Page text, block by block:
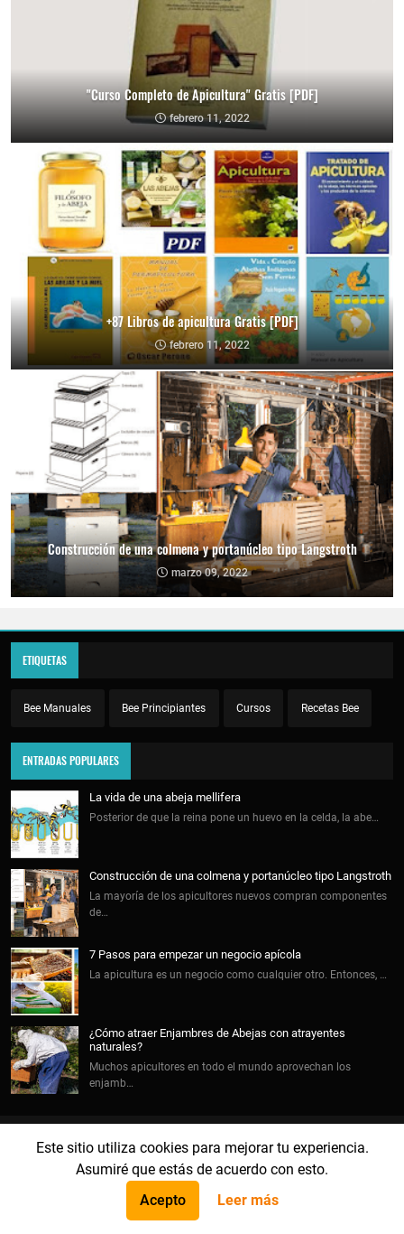
Este sitio utiliza cookies para mejorar tu experiencia.
Asumiré que estás de acuerdo con esto.
Acepto
Leer más
"Curso Completo de Apicultura" Gratis [PDF]
febrero 11, 2022
+87 Libros de apicultura Gratis [PDF]
febrero 11, 2022
Construcción de una colmena y portanúcleo tipo Langstroth
marzo 09, 2022
ETIQUETAS
Bee Manuales Bee Principiantes Cursos Recetas Bee
ENTRADAS POPULARES
La vida de una abeja mellifera
Posterior de que la reina pone un huevo en la celda, la abe…
Construcción de una colmena y portanúcleo tipo Langstroth
La mayoría de los apicultores nuevos compran componentes
de…
7 Pasos para empezar un negocio apícola
La apicultura es un negocio como cualquier otro. Entonces, …
¿Cómo atraer Enjambres de Abejas con atrayentes
naturales?
Muchos apicultores en todo el mundo aprovechan los
enjamb…
Cursos de Apicultura
Biblioteca Apícola